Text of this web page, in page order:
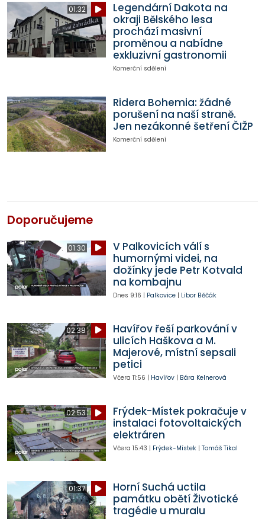
01:32
Legendární Dakota na
okraji Bělského lesa
prochází masivní
proměnou a nabídne
exkluzivní gastronomii
Komerční sdělení
Ridera Bohemia: žádné
porušení na naší straně.
Jen nezákonné šetření ČIŽP
Komerční sdělení
Doporučujeme
01:30
V Palkovicích válí s
humornými videi, na
dožínky jede Petr Kotvald
na kombajnu
Dnes 9:16 | Palkovice| Libor Běčák
02:38
Havířov řeší parkování v
ulicích Haškova a M.
Majerové, místní sepsali
petici
Včera 11:56 | Havířov| Bára Kelnerová
02:53
Frýdek-Místek pokračuje v
instalaci fotovoltaických
elektráren
Včera 15:43 | Frýdek-Místek| Tomáš Tikal
01:37
Horní Suchá uctila
památku obětí Životické
tragédie u muralu